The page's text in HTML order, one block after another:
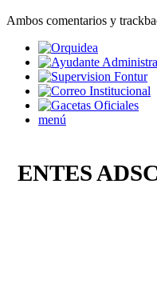
Ambos comentarios y
menú
ENTES